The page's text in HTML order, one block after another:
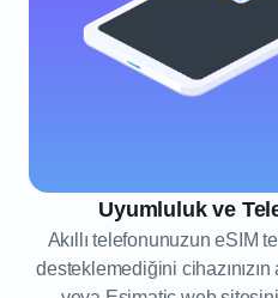
Uyumluluk ve
Akıllı telefonunuzun eSIM
desteklemediğini